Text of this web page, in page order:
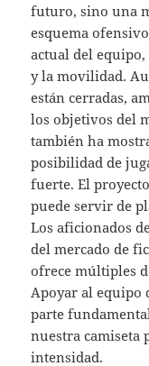
futuro, sino una
esquema
actual del
y la movilidad.
están cerradas,
los objetivos del
también ha
posibilidad de
fuerte. El
puede servir de
Los aficionados
del mercado de
ofrece múltiples
Apoyar al equipo
parte
nuestra camiseta
intensidad.